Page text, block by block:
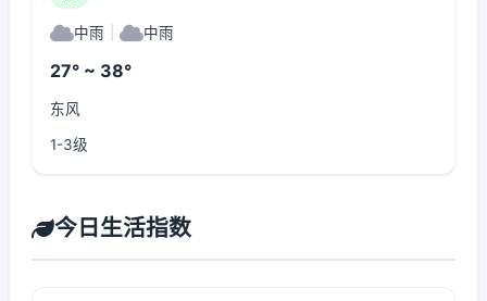
中雨 中雨
27° ~ 38°
东风
1-3级
今日生活指数